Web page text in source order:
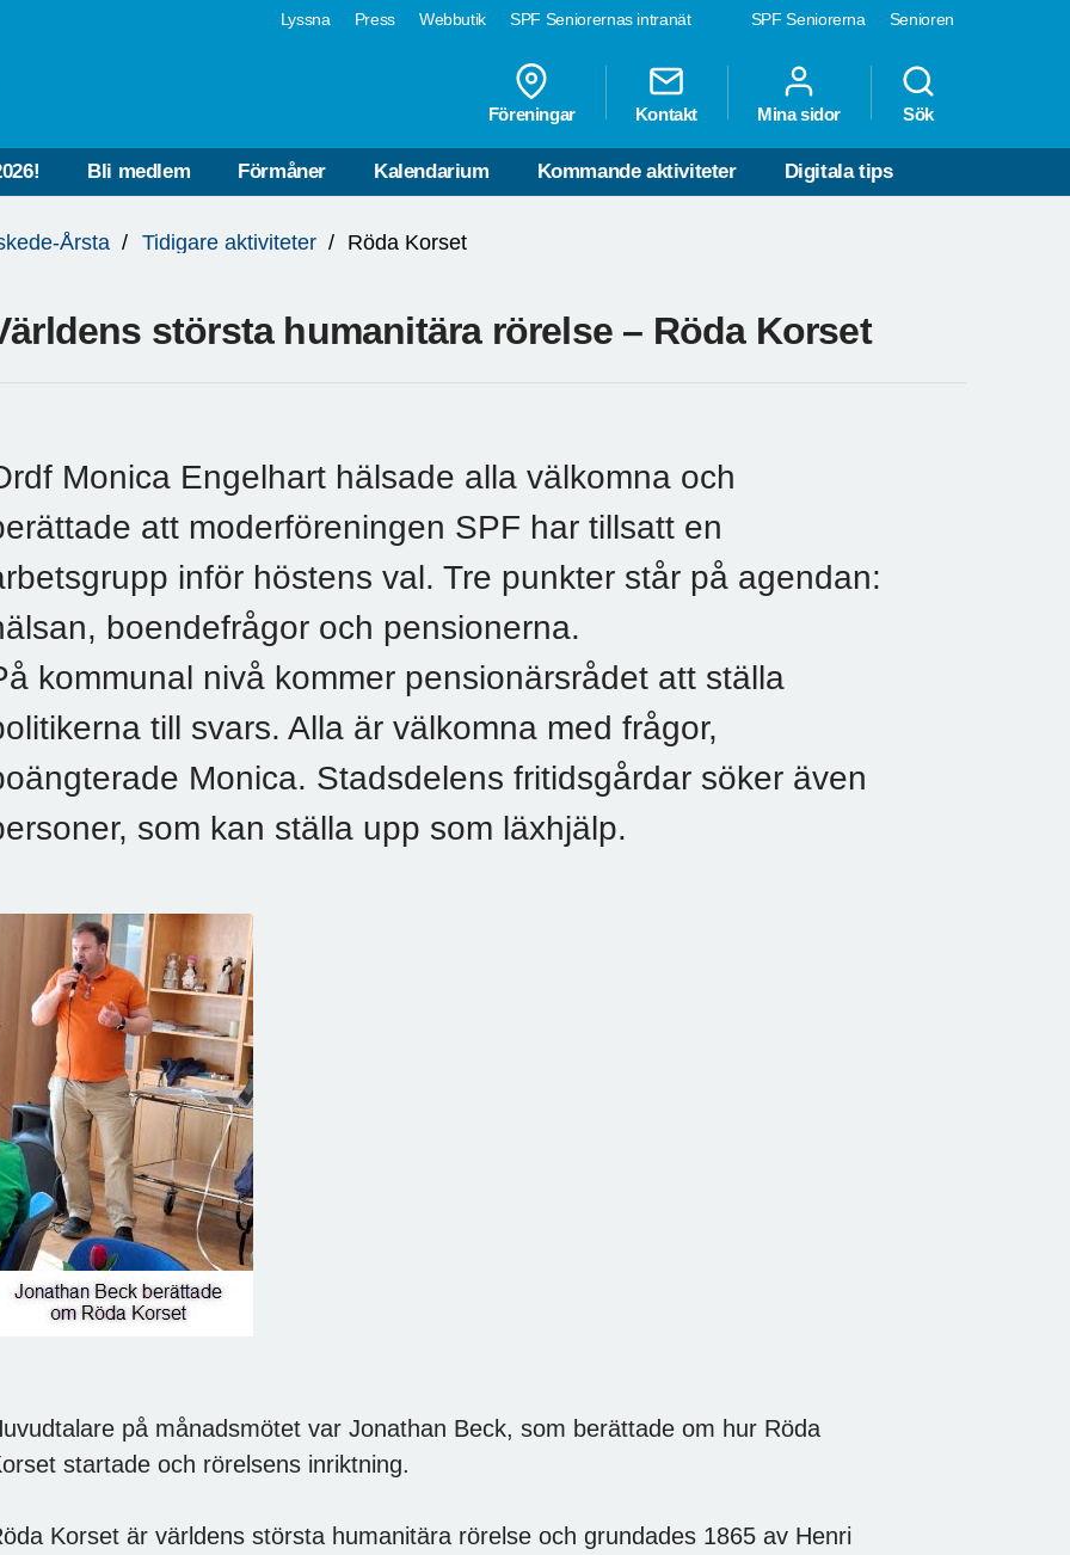
SPF Seniorerna Senioren
Lyssna Press Webbutik SPF Seniorernas intranät
Föreningar Kontakt Mina sidor Sök
Bli medlem Förmåner Kalendarium Kommande aktiviteter Digitala tips
Årsta Tidigare aktiviteter Röda Korset
största humanitära rörelse – Röda Korset
Monica Engelhart hälsade alla välkomna och
att moderföreningen SPF har tillsatt en
inför höstens val. Tre punkter står på agendan:
boendefrågor och pensionerna.
kommunal nivå kommer pensionärsrådet att ställa
till svars. Alla är välkomna med frågor,
Monica. Stadsdelens fritidsgårdar söker även
som kan ställa upp som läxhjälp.
på månadsmötet var Jonathan Beck, som berättade om hur Röda
startade och rörelsens inriktning.
Korset är världens största humanitära rörelse och grundades 1865 av Henri